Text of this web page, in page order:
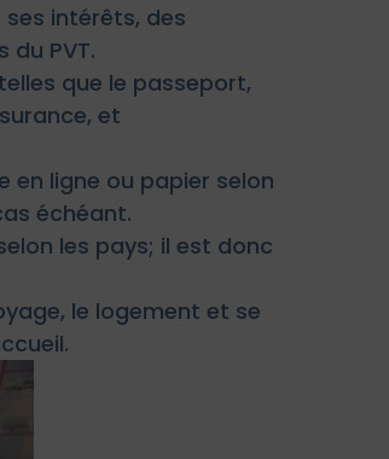
intérêts, des
PVT.
que le passeport,
et
en ligne ou papier selon
échéant.
les pays; il est donc
le logement et se